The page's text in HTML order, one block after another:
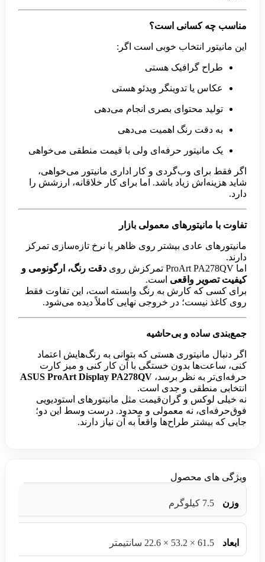
مناسب چه کسانی است؟
این مانیتور انتخاب خوبی است اگر:
طراح گرافیک هستی
عکاس یا تدوینگر ویدئو هستی
تولید محتوای بصری انجام می‌دهی
به دقت رنگ اهمیت می‌دهی
یک مانیتور حرفه‌ای ولی با قیمت منطقی می‌خواهی
اگر فقط برای وب‌گردی و کار اداری مانیتور می‌خواهی،
شاید هزینه‌اش زیاد باشد. اما برای کار خلاقانه، ارزشش را
دارد.
تفاوت با مانیتورهای معمولی بازار
مانیتورهای عادی بیشتر روی ظاهر یا نرخ تازه‌سازی تمرکز
دارند.
اما ProArt PA278QV تمرکزش روی
دقت رنگ، ارگونومی و
کیفیت تصویر واقعی است.
برای کسی که کارش به رنگ وابسته است، این تفاوت فقط
روی کاغذ نیست؛ در خروجی نهایی کاملاً دیده می‌شود.
جمع‌بندی ساده و بی‌حاشیه
اگر دنبال مانیتوری هستی که بتوانی به رنگ‌هایش اعتماد
کنی، ساعت‌ها بدون خستگی با آن کار کنی و میز کارت
حرفه‌ای‌تر به نظر برسد، ASUS ProArt Display PA278QV
انتخابی منطقی و جدی است.
نه خیلی لوکس و گران‌قیمت مثل مانیتورهای استودیویی
فوق‌حرفه‌ای، نه معمولی و محدود. درست وسط این دو؛
جایی که بیشتر طراح‌ها واقعاً به آن نیاز دارند.
ویژگی های محصول
وزن 7.5 کیلوگرم
ابعاد 61.5 × 53.2 × 22.6 سانتیمتر